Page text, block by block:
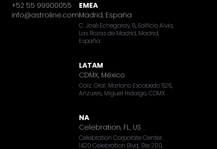
+52 55 99900055
info@astroline.com
EMEA
Madrid, España
C. José Echegaray, 8, Edificio Alvia,
Las Rozas de Madrid, Madrid,
España
LATAM
CDMX, México
Calz. Gral. Mariano Escobedo 526,
Anzures, Miguel Hidalgo, CDMX
NA
Celebration, FL, US
Celebration Corporate Center,
1420 Celebration Blvd, Ste 200,